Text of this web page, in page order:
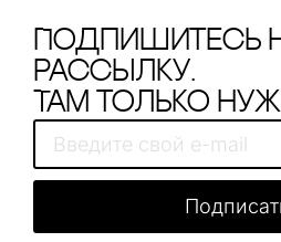
Подпишитесь
рассылку.
Там только